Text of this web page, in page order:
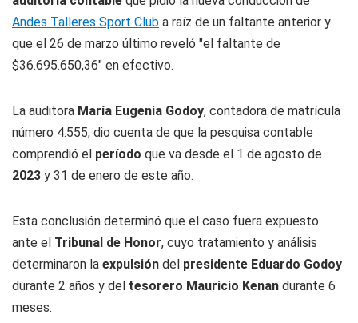
Andes Talleres Sport Club a raíz de un faltante anterior y
que el 26 de marzo último reveló "el faltante de
$36.695.650,36" en efectivo.
La auditora María Eugenia Godoy, contadora de matrícula
número 4.555, dio cuenta de que la pesquisa contable
comprendió el período que va desde el 1 de agosto de
2023 y 31 de enero de este año.
Esta conclusión determinó que el caso fuera expuesto
ante el Tribunal de Honor, cuyo tratamiento y análisis
determinaron la expulsión del presidente Eduardo Godoy
durante 2 años y del tesorero Mauricio Kenan durante 6
meses.